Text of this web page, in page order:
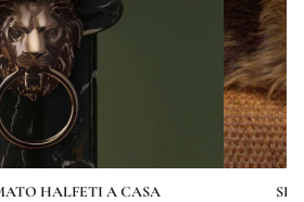
HALFETI A CASA SE